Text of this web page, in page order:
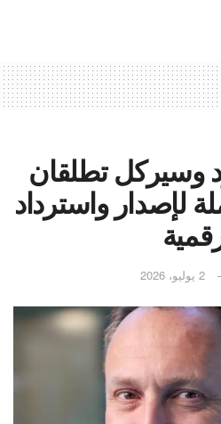
وسيركل تطلقان
لإصدار واسترداد
2 يوليو، 2026